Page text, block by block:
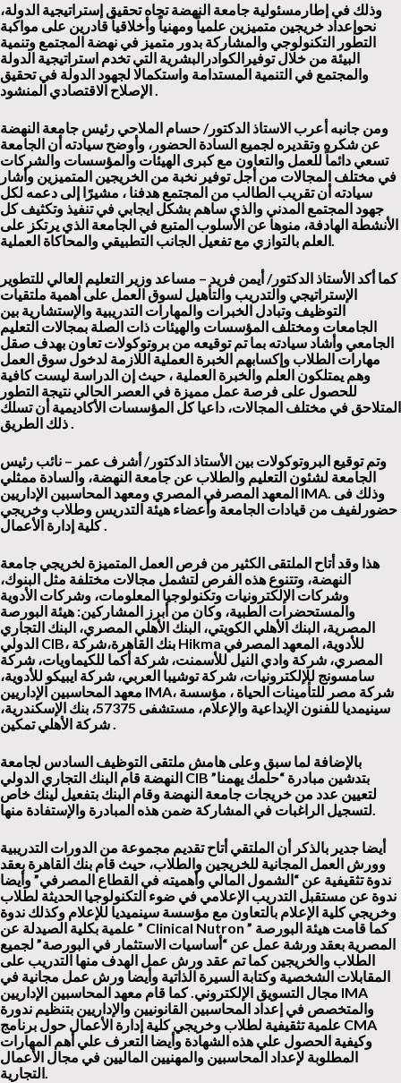
وذلك في إطارمسئولية جامعة النهضة تجاه تحقيق إستراتيجية الدولة،
نحوإعداد خريجين متميزين علمياً ومهنياً وأخلاقياً قادرين على مواكبة
التطور التكنولوجي والمشاركة بدور متميز في نهضة المجتمع وتنمية
البيئة من خلال توفيرالكوادرالبشرية التي تخدم استراتيجية الدولة
والمجتمع في التنمية المستدامة واستكمالا لجهود الدولة في تحقيق
.
ومن جانبه أعرب الاستاذ الدكتور/ حسام الملاحي رئيس جامعة النهضة
عن شكره وتقديره لجميع السادة الحضور، وأوضح سيادته أن الجامعة
تسعي دائماً للعمل والتعاون مع كبرى الهيئات والمؤسسات والشركات
في مختلف المجالات من أجل توفير نخبة من الخريجين المتميزين وأشار
سيادته أن تقريب الطالب من المجتمع هدفنا ، مشيرًا إلى دعمه لكل
جهود المجتمع المدني والذي ساهم بشكل ايجابي في تنفيذ وتكثيف كل
الأنشطة الهادفة، منوها عن الأسلوب المتبع في الجامعة الذي يرتكز على
العلم بالتوازي مع تفعيل الجانب التطبيقي والمحاكاة العملية.
كما أكد الأستاذ الدكتور/ أيمن فريد – مساعد وزير التعليم العالي للتطوير
الإستراتيجي والتدريب والتأهيل لسوق العمل على أهمية ملتقيات
التوظيف وتبادل الخبرات والمهارات التدريبية والإستشارية بين
الجامعات ومختلف المؤسسات والهيئات ذات الصلة بمجالات التعليم
الجامعي وأشاد سيادته بما تم توقيعه من بروتوكولات تعاون بهدف صقل
مهارات الطلاب وإكسابهم الخبرة العملية اللازمة لدخول سوق العمل
وهم يمتلكون العلم والخبرة العملية ، حيث إن الدراسة ليست كافية
للحصول على فرصة عمل مميزة في العصر الحالي نتيجة التطور
المتلاحق في مختلف المجالات، داعيا كل المؤسسات الأكاديمية أن تسلك
.
وتم توقيع البروتوكولات بين الأستاذ الدكتور/ أشرف عمر – نائب رئيس
الجامعة لشئون التعليم والطلاب عن جامعة النهضة، والسادة ممثلي
IMA. وذلك فى
حضورلفيف من قيادات الجامعة وأعضاء هيئة التدريس وطلاب وخريجي
كلية إدارة الأعمال .
هذا وقد أتاح الملتقى الكثير من فرص العمل المتميزة لخريجي جامعة
النهضة، وتتنوع هذه الفرص لتشمل مجالات مختلفة مثل البنوك،
وشركات الإلكترونيات وتكنولوجيا المعلومات، وشركات الأدوية
والمستحضرات الطبية، وكان من أبرز المشاركين: هيئة البورصة
المصرية، البنك الأهلي الكويتي، البنك الأهلي المصري، البنك التجاري
CIB Hikma
المصري، شركة وادي النيل للأسمنت، شركة أكما للكيماويات، شركة
سامسونج للإلكترونيات، شركة توشيبا العربي، شركة ايبيكو للأدوية،
IMA، شركة مصر للتأمينات الحياة ، مؤسسة
سينيمديا للفنون الإبداعية والإعلام، مستشفى 57375، بنك الإسكندرية،
.
بالإضافة لما سبق وعلى هامش ملتقى التوظيف السادس لجامعة
CIB بتدشين مبادرة “حلمك يهمنا”
لتعيين عدد من خريجات جامعة النهضة وقام البنك بتفعيل لينك خاص
لتسجيل الراغبات في المشاركة ضمن هذه المبادرة والإستفادة منها.
أيضا جدير بالذكر أن الملتقي أتاح تقديم مجموعة من الدورات التدريبية
وورش العمل المجانية للخريجين والطلاب، حيث قام بنك القاهرة بعقد
ندوة تثقيفية عن “الشمول المالي وأهميته في القطاع المصرفي” وأيضا
ندوة عن مستقبل التدريب الإعلامي في ضوء التكنولوجيا الحديثة لطلاب
وخريجي كلية الإعلام بالتعاون مع مؤسسة سينميديا للإعلام وكذلك ندوة
علمية بكلية الصيدلة عن ” Clinical Nutron ” كما قامت هيئة البورصة
المصرية بعقد ورشة عمل عن “أساسيات الاستثمار في البورصة” لجميع
الطلاب والخريجين كما تم عقد ورش عمل الهدف منها التدريب على
المقابلات الشخصية وكتابة السيرة الذاتية وأيضا ورش عمل مجانية في
مجال التسويق الإلكتروني.
IMA
والمتخصص في إعداد المحاسبين القانونيين والإداريين بتنظيم ندورة
CMA
وكيفية الحصول علي هذه الشهادة وأيضا التعرف علي أهم المهارات
المطلوبة لإعداد المحاسبين والمهنيين الماليين في مجال الأعمال
التجارية.